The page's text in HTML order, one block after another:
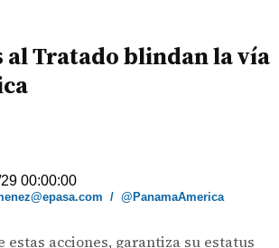
al Tratado blindan la vía
00:00:00
/@PanamaAmerica
estas acciones, garantiza su estatus